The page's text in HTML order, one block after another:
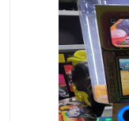
模拟机回收
游戏厅回收